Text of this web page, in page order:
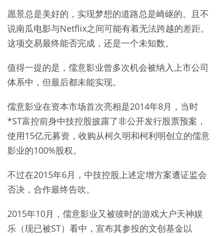
愿景总是美好的，实现梦想的道路总是崎岖的。且不
说南瓜电影与Netflix之间可能有着无法跨越的差距。
这项交易最终能否完成，还是一个未知数。
值得一提的是，儒意影业曾多次机会被纳入上市公司
体系中，但最后都未能实现。
儒意影业在资本市场首次亮相是2014年8月，当时
*ST富控前身中技控股披露了非公开发行股票预案，
使用15亿元募资，收购从柯久明和柯利明创立的儒意
影业的100%股权。
不过在2015年6月，中技控股上述定增方案遭证监会
否决，合作最终告吹。
2015年10月，儒意影业又被彼时的游戏大户天神娱
乐（现已被ST）看中，宣布其参投的文创基金以